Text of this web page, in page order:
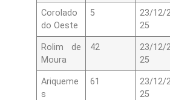
Corolado
do Oeste
5
23/12/
25
Rolim de
Moura
42
23/12/
25
Ariqueme
s
61
23/12/
25